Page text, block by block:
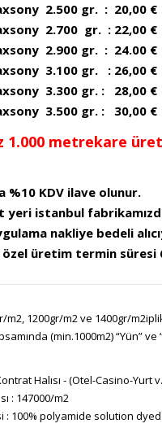
2.500 gr. : 20,00 €
2.700 gr. : 22,00 €
2.900 gr. : 24.00 €
3.100 gr. : 26,00 €
3.300 gr. : 28,00 €
3.500 gr. : 30,00 €
1.000 metrekare
%10 KDV ilave olunur.
yeri istanbul
nakliye bedeli
üretim termin süresi
m2, 1200gr/m2 ve 1400gr/
(min.1000m2) “Yün”
Halısı - (Otel-Casino-Yurt
: 147000/m2
: 100% polyamide solution